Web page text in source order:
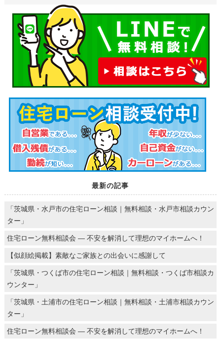
最新の記事
「茨城県・水戸市の住宅ローン相談｜無料相談・水戸市相談カウン
ター」
住宅ローン無料相談会 ― 不安を解消して理想のマイホームへ！
【似顔絵掲載】素敵なご家族との出会いに感謝して
「茨城県・つくば市の住宅ローン相談｜無料相談・つくば市相談カ
ウンター」
「茨城県・土浦市の住宅ローン相談｜無料相談・土浦市相談カウン
ター」
住宅ローン無料相談会 ― 不安を解消して理想のマイホームへ！